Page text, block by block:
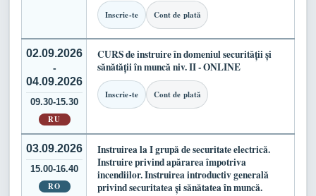
Inscrie-te Cont de plată
02.09.2026
-
04.09.2026
09.30-15.30
RU
CURS de instruire în domeniul securității și
sănătății în muncă niv. II - ONLINE
Inscrie-te Cont de plată
03.09.2026
15.00-16.40
RO
Instruirea la I grupă de securitate electrică.
Instruire privind apărarea împotriva
incendiilor. Instruirea introductiv generală
privind securitatea și sănătatea în muncă.